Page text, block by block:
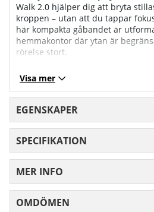
Walk 2.0 hjälper dig att bryta
kroppen – utan att du tappar
här kompakta gåbandet är
hemmakontor där ytan är
rörelse stort.
Passar överallt
Med en total höjd på endast 16
cm är Walk 2.0 det mest
Ställ det under skrivbordet, vid
och rulla enkelt undan det efteråt
transporthjulen.
Tyst och diskret drift
och dämpad gångyta kan du röra
andra i rummet.
Visa mer
EGENSKAPER
SPECIFIKATION
MER INFO
OMDÖMEN